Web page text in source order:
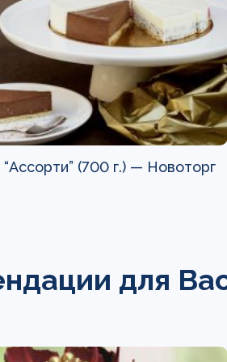
(700 г.) — Новоторг
для